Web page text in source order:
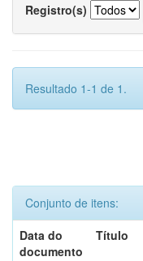
Registro(s)
Resultado 1-1 de 1.
Conjunto de itens:
Data do
documento
Título